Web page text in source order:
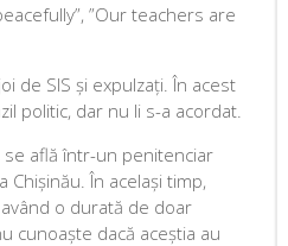
”Our teachers are
de SIS și expulzați. În acest
politic, dar nu li s-a acordat.
se află într-un penitenciar
În același timp,
o durată de doar
cunoaște dacă aceștia au